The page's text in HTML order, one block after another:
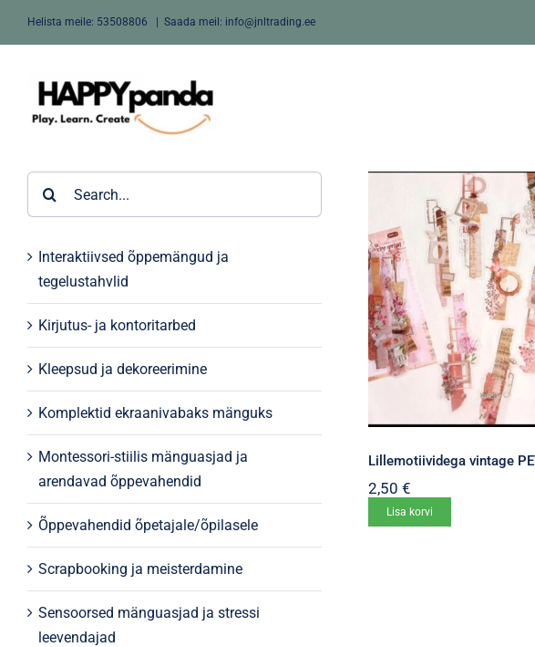
Helista meile: 53508806 Saada meil: info@jnltrading.ee
Interaktiivsed õppemängud ja
tegelustahvlid
Kirjutus- ja kontoritarbed
Kleepsud ja dekoreerimine
Komplektid ekraanivabaks mänguks
Montessori-stiilis mänguasjad ja
arendavad õppevahendid
Õppevahendid õpetajale/õpilasele
Scrapbooking ja meisterdamine
Sensoorsed mänguasjad ja stressi
leevendajad
Lillemotiividega vintage
2,50 €
Lisa korvi